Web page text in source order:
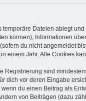
Dateien ablegt
können), Informationen
du nicht angemeldet
einem Jahr. Alle Cookies
sind
dich vor deren Eingabe
du einen Beitrag als
von Beiträgen (dazu